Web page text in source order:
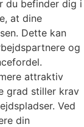
du befinder dig i
at dine
Dette kan
og
attraktiv
grad stiller krav
Ved
din